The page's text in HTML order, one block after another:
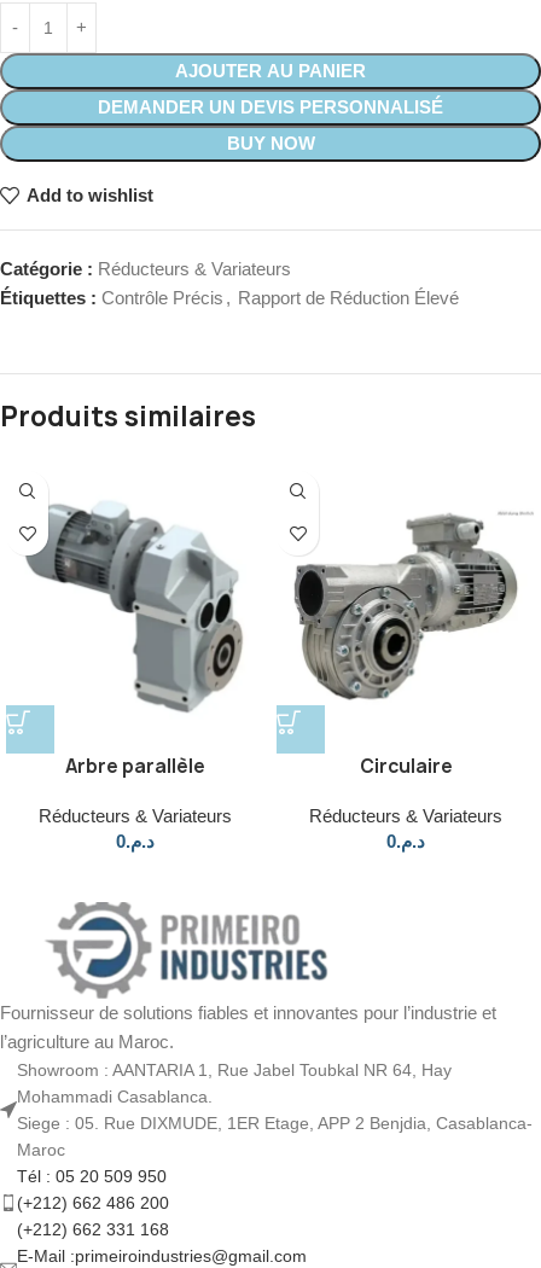
AJOUTER AU PANIER
DEMANDER UN DEVIS PERSONNALISÉ
BUY NOW
Add to wishlist
Catégorie : Réducteurs & Variateurs
Étiquettes : Contrôle Précis , Rapport de Réduction Élevé
Produits similaires
Arbre parallèle
Réducteurs & Variateurs
د.م.0
Circulaire
Réducteurs & Variateurs
د.م.0
Fournisseur de solutions fiables et innovantes pour l’industrie et
l’agriculture au Maroc.
Showroom : AANTARIA 1, Rue Jabel Toubkal NR 64, Hay
Mohammadi Casablanca.
Siege : 05. Rue DIXMUDE, 1ER Etage, APP 2 Benjdia, Casablanca-
Maroc
Tél : 05 20 509 950
(+212) 662 486 200
(+212) 662 331 168
E-Mail :primeiroindustries@gmail.com